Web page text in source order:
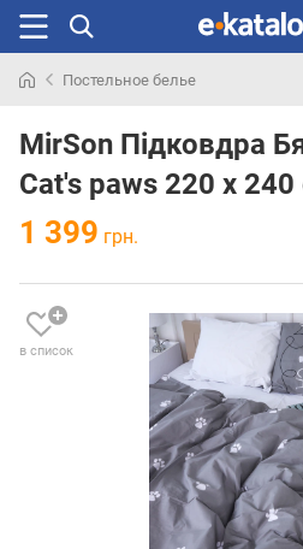
раньше
Постельное белье
MirSon Підковдра
Cat's paws 220 x
1 399 грн.
в список